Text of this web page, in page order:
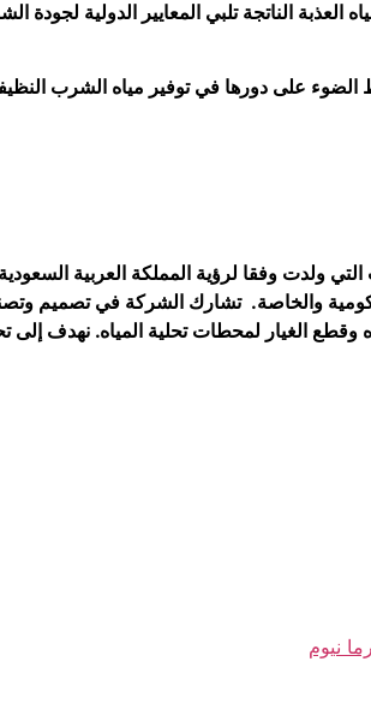
الناتجة تلبي المعايير الدولية لجودة
الضوء على دورها في توفير مياه الشرب
من المشاريع الحكومية والخاصة. تشارك الشركة في
وقطع الغيار لمحطات تحلية المياه. نهدف
نيوم